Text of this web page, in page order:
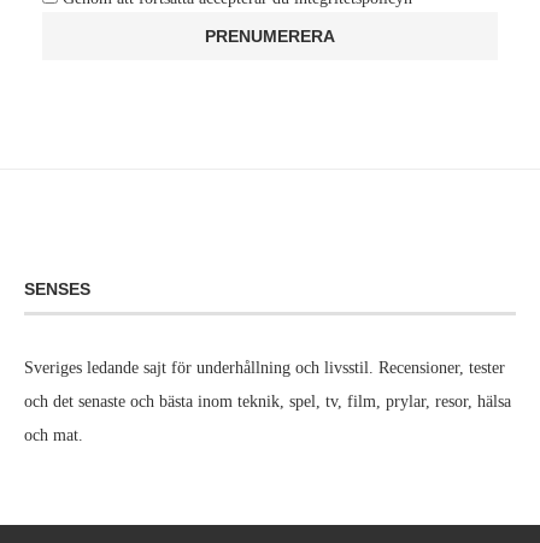
SENSES
Sveriges ledande sajt för underhållning och livsstil. Recensioner, tester
och det senaste och bästa inom teknik, spel, tv, film, prylar, resor, hälsa
och mat.